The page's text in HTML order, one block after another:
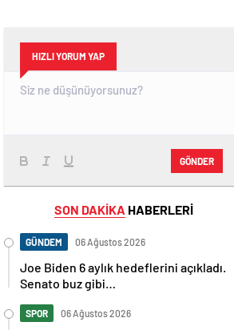
HIZLI YORUM YAP
GÖNDER
SON DAKİKA HABERLERİ
GÜNDEM 06 Ağustos 2026
Joe Biden 6 aylık hedeflerini açıkladı.
Senato buz gibi…
SPOR 06 Ağustos 2026